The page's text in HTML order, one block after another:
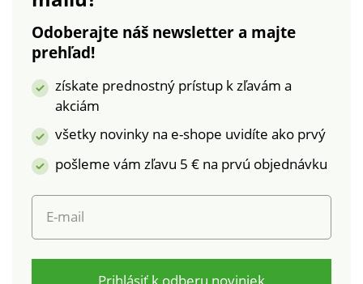
by Oeko-Tex (n° CQ
1216/3 IFTH). Táto
textilné výrobky,
ktoré boli podrobené
laboratórnym testom
na široké spektrum
škodlivých látok a
nad rámec platných
noriem. Možno prať v
práčke.
Odoberajte náš newsletter a majte
prehľad!
získate prednostný prístup k zľavám a
akciám
všetky novinky na e-shope uvidíte ako prvý
pošleme vám zľavu 5 € na prvú objednávku
E-mail